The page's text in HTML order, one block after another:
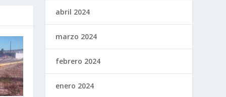
abril 2024
marzo 2024
febrero 2024
enero 2024